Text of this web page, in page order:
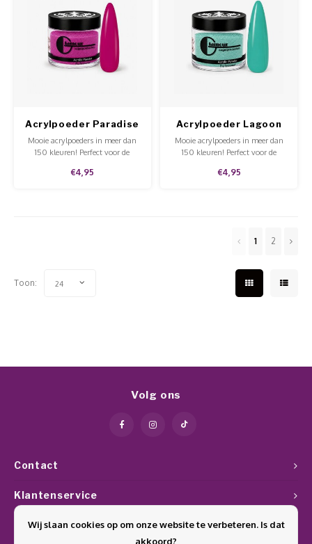
Acrylpoeder Paradise
Mooie acrylpoeders in meer dan
150 kleuren! Perfect voor de
gebruik in de salon. Goede
€4,95
Acrylpoeder Lagoon
Mooie acrylpoeders in meer dan
150 kleuren! Perfect voor de
gebruik in de salon. Goede
€4,95
1 2
Toon: 24
Contact
Volg ons
Klantenservice
Mijn account
Wij slaan cookies op om onze website te verbeteren. Is dat
akkoord?